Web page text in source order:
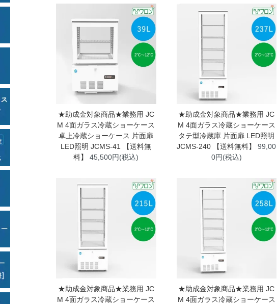
★助成金対象商品★業務用 JC
M 4面ガラス冷蔵ショーケース
卓上冷蔵ショーケース 片面扉
LED照明 JCMS-41 【送料無
料】
45,500円(税込)
★助成金対象商品★業務用 JC
M 4面ガラス冷蔵ショーケース
タテ型冷蔵庫 片面扉 LED照明
JCMS-240 【送料無料】
99,00
0円(税込)
★助成金対象商品★業務用 JC
M 4面ガラス冷蔵ショーケース
★助成金対象商品★業務用 JC
M 4面ガラス冷蔵ショーケース